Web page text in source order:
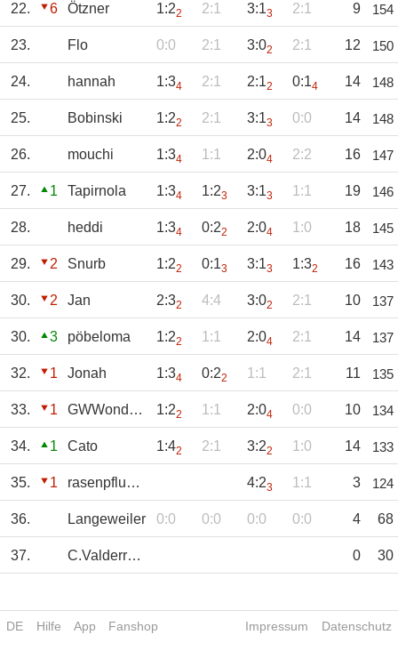
22. 6 Ötzner 1:22 2:1 3:13 2:1 9 154
23. Flo 0:0 2:1 3:02 2:1 12 150
24. hannah 1:34 2:1 2:12 0:14 14 148
25. Bobinski 1:22 2:1 3:13 0:0 14 148
26. mouchi 1:34 1:1 2:04 2:2 16 147
27. 1 Tapirnola 1:34 1:23 3:13 1:1 19 146
28. heddi 1:34 0:22 2:04 1:0 18 145
29. 2 Snurb 1:22 0:13 3:13 1:32 16 143
30. 2 Jan 2:32 4:4 3:02 2:1 10 137
30. 3 pöbeloma 1:22 1:1 2:04 2:1 14 137
32. 1 Jonah 1:34 0:22 1:1 2:1 11 135
33. 1 GWWonderwall 1:22 1:1 2:04 0:0 10 134
34. 1 Cato 1:42 2:1 3:22 1:0 14 133
35. 1 rasenpflueger 4:23 1:1 3 124
36. Langeweiler 0:0 0:0 0:0 0:0 4 68
37. C.Valderrama 0 30
DE Hilfe App Fanshop Impressum Datenschutz